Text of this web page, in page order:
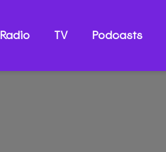
Radio TV Podcasts